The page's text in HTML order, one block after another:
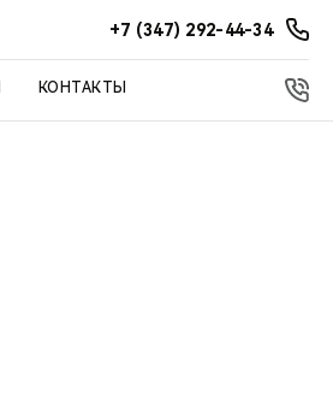
+7 (347) 292-44-34
КОНТАКТЫ